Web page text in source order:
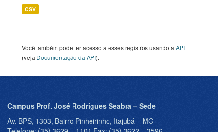
CSV
Você também pode ter acesso a esses registros usando a API
(veja Documentação da API).
Campus Prof. José Rodrigues Seabra – Sede
Av. BPS, 1303, Bairro Pinheirinho, Itajubá – MG